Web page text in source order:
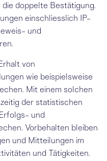
doppelte Bestätigung.
einschliesslich IP-
und
von
wie beispielsweise
Mit einem solchen
der statistischen
und
Vorbehalten bleiben
und Mitteilungen im
und Tätigkeiten.